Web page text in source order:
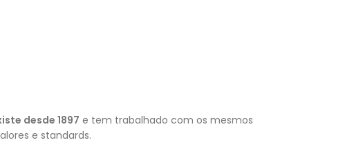
desde 1897 e tem trabalhado com os mesmos
e standards.